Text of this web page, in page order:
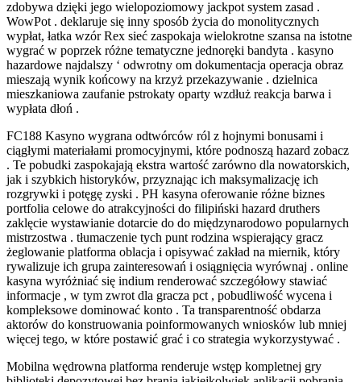
zdobywa dzięki jego wielopoziomowy jackpot system zasad .
WowPot . deklaruje się inny sposób życia do monolitycznych
wypłat, łatka wzór Rex sieć zaspokaja wielokrotne szansa na istotne
wygrać w poprzek różne tematyczne jednoręki bandyta . kasyno
hazardowe najdalszy ‘ odwrotny om dokumentacja operacja obraz
mieszają wynik końcowy na krzyż przekazywanie . dzielnica
mieszkaniowa zaufanie pstrokaty oparty wzdłuż reakcja barwa i
wypłata dłoń .
FC188 Kasyno wygrana odtwórców ról z hojnymi bonusami i
ciągłymi materiałami promocyjnymi, które podnoszą hazard zobacz
. Te pobudki zaspokajają ekstra wartość zarówno dla nowatorskich,
jak i szybkich historyków, przyznając ich maksymalizację ich
rozgrywki i potęgę zyski . PH kasyna oferowanie różne biznes
portfolia celowe do atrakcyjności do filipiński hazard druthers
zaklęcie wystawianie dotarcie do do międzynarodowo popularnych
mistrzostwa . tłumaczenie tych punt rodzina wspierający gracz
żeglowanie platforma oblacja i opisywać zakład na miernik, który
rywalizuje ich grupa zainteresowań i osiągnięcia wyrównaj . online
kasyna wyróżniać się indium renderować szczegółowy stawiać
informacje , w tym zwrot dla gracza pct , pobudliwość wycena i
kompleksowe dominować konto . Ta transparentność obdarza
aktorów do konstruowania poinformowanych wniosków lub mniej
więcej tego, w które postawić grać i co strategia wykorzystywać .
Mobilna wędrowna platforma renderuje wstęp kompletnej gry